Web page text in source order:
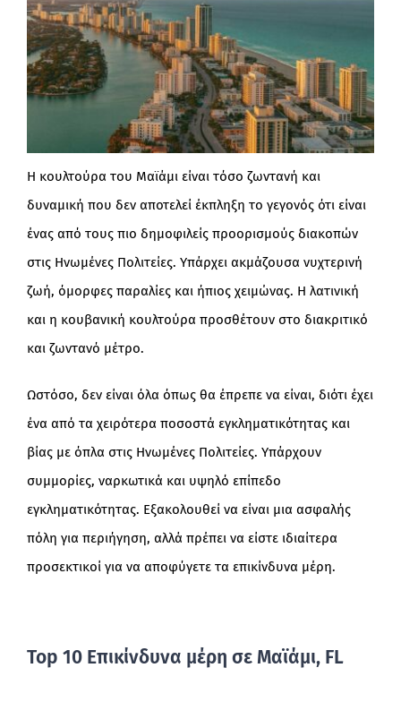
Η κουλτούρα του Μαϊάμι είναι τόσο ζωντανή και
δυναμική που δεν αποτελεί έκπληξη το γεγονός ότι είναι
ένας από τους πιο δημοφιλείς προορισμούς διακοπών
στις Ηνωμένες Πολιτείες. Υπάρχει ακμάζουσα νυχτερινή
ζωή, όμορφες παραλίες και ήπιος χειμώνας. Η λατινική
και η κουβανική κουλτούρα προσθέτουν στο διακριτικό
και ζωντανό μέτρο.
Ωστόσο, δεν είναι όλα όπως θα έπρεπε να είναι, διότι έχει
ένα από τα χειρότερα ποσοστά εγκληματικότητας και
βίας με όπλα στις Ηνωμένες Πολιτείες. Υπάρχουν
συμμορίες, ναρκωτικά και υψηλό επίπεδο
εγκληματικότητας. Εξακολουθεί να είναι μια ασφαλής
πόλη για περιήγηση, αλλά πρέπει να είστε ιδιαίτερα
προσεκτικοί για να αποφύγετε τα επικίνδυνα μέρη.
Top 10 Επικίνδυνα μέρη σε Μαϊάμι, FL